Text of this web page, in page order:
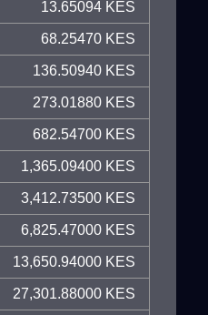
13.65094 KES
68.25470 KES
136.50940 KES
273.01880 KES
682.54700 KES
1,365.09400 KES
3,412.73500 KES
6,825.47000 KES
13,650.94000 KES
27,301.88000 KES